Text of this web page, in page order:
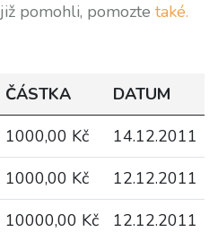
pomohli, pomozte také.
ČÁSTKA
DATUM
1000,00 Kč
14.12.2011
1000,00 Kč
12.12.2011
10000,00 Kč
12.12.2011